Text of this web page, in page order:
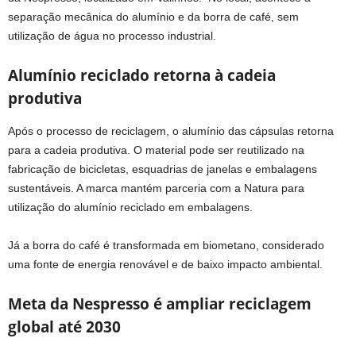
separação mecânica do alumínio e da borra de café, sem
utilização de água no processo industrial.
Alumínio reciclado retorna à cadeia
produtiva
Após o processo de reciclagem, o alumínio das cápsulas retorna
para a cadeia produtiva. O material pode ser reutilizado na
fabricação de bicicletas, esquadrias de janelas e embalagens
sustentáveis. A marca mantém parceria com a Natura para
utilização do alumínio reciclado em embalagens.
Já a borra do café é transformada em biometano, considerado
uma fonte de energia renovável e de baixo impacto ambiental.
Meta da Nespresso é ampliar reciclagem
global até 2030